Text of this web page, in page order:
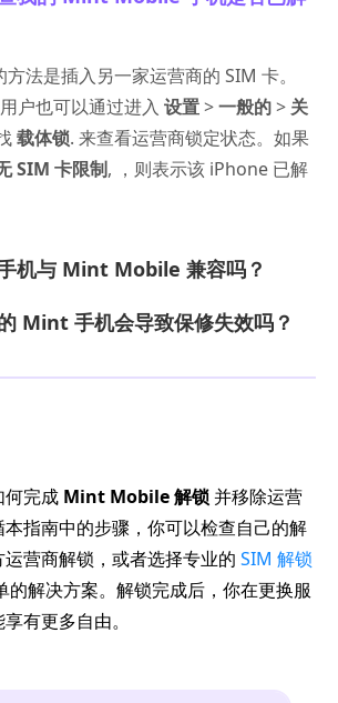
法是插入另一家运营商的 SIM 卡。
户也可以通过进入 设置>一般的> 关
载体锁. 来查看运营商锁定状态。如果
SIM 卡限制, ，则表示该 iPhone 已解
机与 Mint Mobile 兼容吗？
Mint 手机会导致保修失效吗？
何完成 Mint Mobile 解锁并移除运营
指南中的步骤，你可以检查自己的解
营商解锁，或者选择专业的 SIM 解锁
的解决方案。解锁完成后，你在更换服
有更多自由。